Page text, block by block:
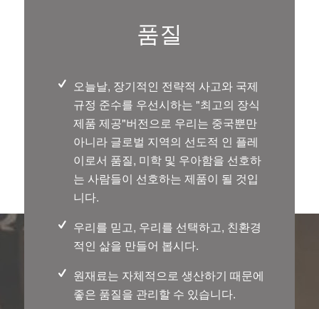
품질
오늘날, 장기적인 전략적 사고와 국제
규정 준수를 우선시하는 "최고의 장식
제품 제공"버전으로 우리는 중국뿐만
아니라 글로벌 지역의 선도적 인 플레
이로서 품질, 미학 및 우아함을 선호하
는 사람들이 선호하는 제품이 될 것입
니다.
우리를 믿고, 우리를 선택하고, 친환경
적인 삶을 만들어 봅시다.
원재료는 자체적으로 생산하기 때문에
좋은 품질을 관리할 수 있습니다.